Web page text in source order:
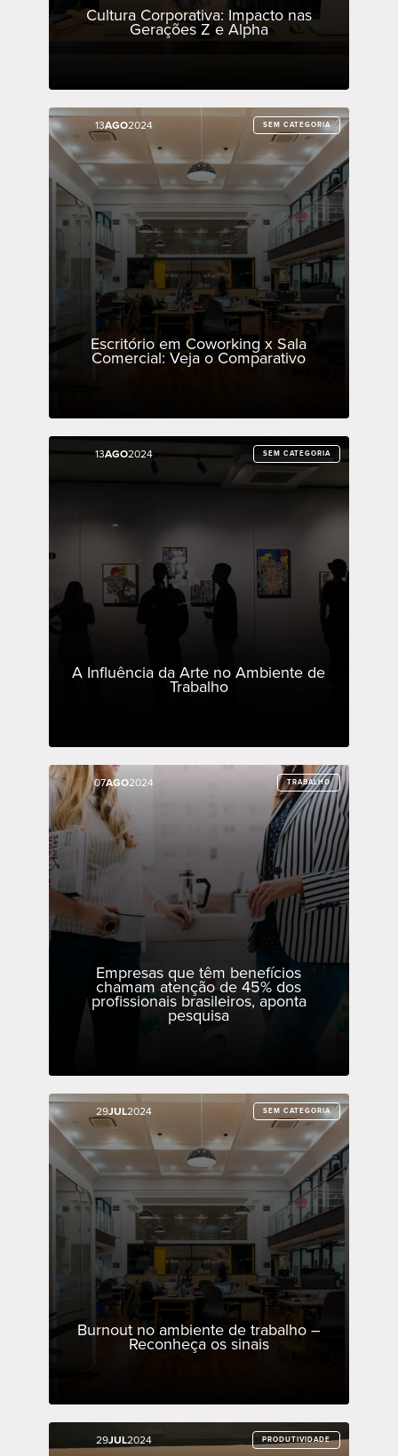
Cultura Corporativa: Impacto nas
Gerações Z e Alpha
13AGO2024 SEM CATEGORIA
Escritório em Coworking x Sala
Comercial: Veja o Comparativo
13AGO2024 SEM CATEGORIA
13AGO2024 SEM CATEGORIA
A Influência da Arte no Ambiente de
Trabalho
13AGO2024 SEM CATEGORIA
07AGO2024 TRABALHO
Empresas que têm benefícios
chamam atenção de 45% dos
profissionais brasileiros, aponta
pesquisa
07AGO2024 TRABALHO
29JUL2024 SEM CATEGORIA
Burnout no ambiente de trabalho –
Reconheça os sinais
29JUL2024 SEM CATEGORIA
29JUL2024 PRODUTIVIDADE
29JUL2024 PRODUTIVIDADE